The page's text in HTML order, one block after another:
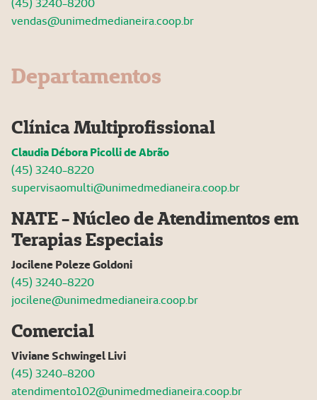
(45) 3240-8200
vendas@unimedmedianeira.coop.br
Departamentos
Clínica Multiprofissional
Claudia Débora Picolli de Abrão
(45) 3240-8220
supervisaomulti@unimedmedianeira.coop.br
NATE - Núcleo de Atendimentos em
Terapias Especiais
Jocilene Poleze Goldoni
(45) 3240-8220
jocilene@unimedmedianeira.coop.br
Comercial
Viviane Schwingel Livi
(45) 3240-8200
atendimento102@unimedmedianeira.coop.br